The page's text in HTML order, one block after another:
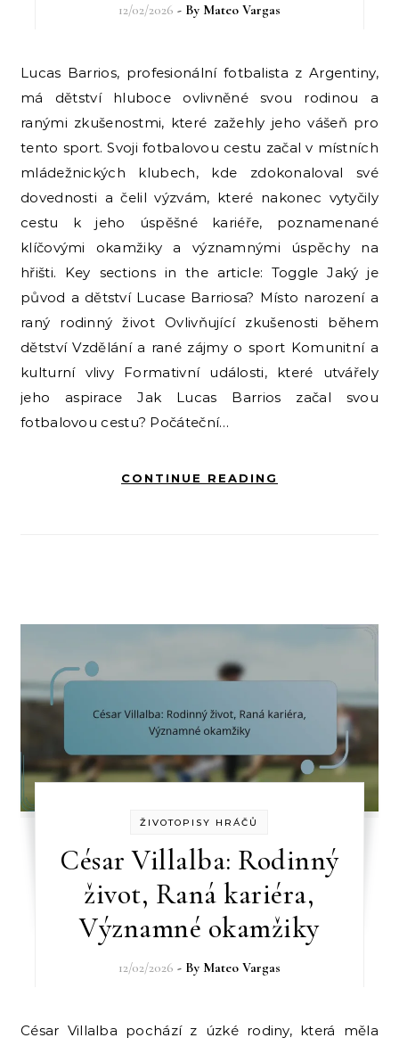
12/02/2026 - By Mateo Vargas
Lucas Barrios, profesionální fotbalista z Argentiny,
má dětství hluboce ovlivněné svou rodinou a
ranými zkušenostmi, které zažehly jeho vášeň pro
tento sport. Svoji fotbalovou cestu začal v místních
mládežnických klubech, kde zdokonaloval své
dovednosti a čelil výzvám, které nakonec vytyčily
cestu k jeho úspěšné kariéře, poznamenané
klíčovými okamžiky a významnými úspěchy na
hřišti. Key sections in the article: Toggle Jaký je
původ a dětství Lucase Barriosa? Místo narození a
raný rodinný život Ovlivňující zkušenosti během
dětství Vzdělání a rané zájmy o sport Komunitní a
kulturní vlivy Formativní události, které utvářely
jeho aspirace Jak Lucas Barrios začal svou
fotbalovou cestu? Počáteční…
CONTINUE READING
ŽIVOTOPISY HRÁČŮ
César Villalba: Rodinný
život, Raná kariéra,
Významné okamžiky
12/02/2026 - By Mateo Vargas
César Villalba pochází z úzké rodiny, která měla